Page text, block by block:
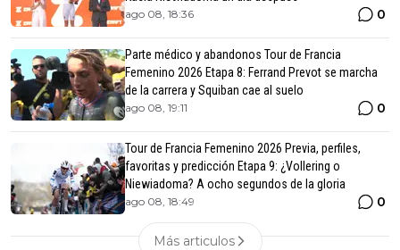
ago 08, 18:36 0
Parte médico y abandonos Tour de Francia
Femenino 2026 Etapa 8: Ferrand Prevot se marcha
de la carrera y Squiban cae al suelo
ago 08, 19:11 0
Tour de Francia Femenino 2026 Previa, perfiles,
favoritas y predicción Etapa 9: ¿Vollering o
Niewiadoma? A ocho segundos de la gloria
ago 08, 18:49 0
Más articulos